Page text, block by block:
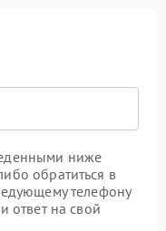
ниже
обратиться в
телефону
ответ на свой